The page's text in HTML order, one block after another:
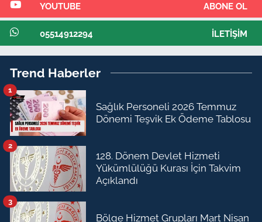
YOUTUBE ABONE OL
05514912294 İLETIŞIM
Trend Haberler
Sağlık Personeli 2026 Temmuz
Dönemi Teşvik Ek Ödeme Tablosu
1
128. Dönem Devlet Hizmeti
Yükümlülüğü Kurası İçin Takvim
Açıklandı
2
Bölge Hizmet Grupları Mart Nisan
3